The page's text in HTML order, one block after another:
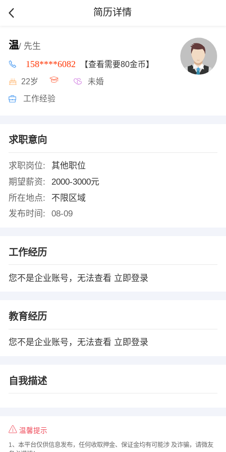
简历详情
温/ 先生
158****6082 【查看需要80金币】
22岁 未婚
工作经验
求职意向
求职岗位:
其他职位
期望薪资:
2000-3000元
所在地点:
不限区域
发布时间:
08-09
工作经历
您不是企业账号，无法查看 立即登录
教育经历
您不是企业账号，无法查看 立即登录
自我描述
温馨提示
1、本平台仅供信息发布，任何收取押金、保证金均有可能涉 及诈骗，请微友